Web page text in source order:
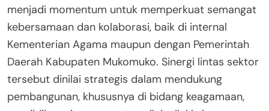
menjadi momentum untuk memperkuat semangat
kebersamaan dan kolaborasi, baik di internal
Kementerian Agama maupun dengan Pemerintah
Daerah Kabupaten Mukomuko. Sinergi lintas sektor
tersebut dinilai strategis dalam mendukung
pembangunan, khususnya di bidang keagamaan,